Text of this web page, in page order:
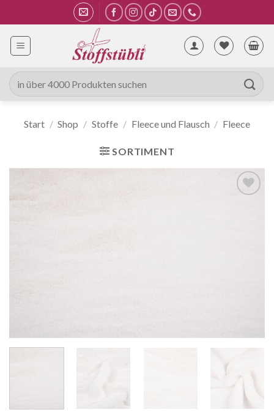
Inhalt
springen
Suche
nach:
Start / Shop / Stoffe / Fleece und Flausch / Fleece
SORTIMENT